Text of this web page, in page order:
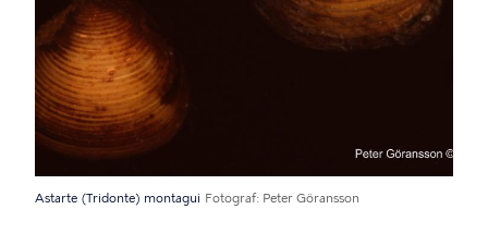
Astarte (Tridonte) montagui Fotograf Peter Göransson